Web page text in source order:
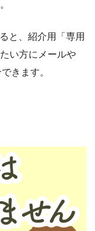
と、紹介用「専用
い方にメールや
きます。